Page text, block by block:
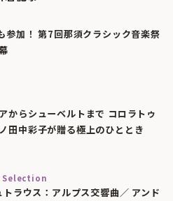
参加！ 第7回那須クラシック音楽祭
からシューベルトまで コロラトゥ
田中彩子が贈る極上のひととき
Selection
トラウス：アルプス交響曲／ アンド